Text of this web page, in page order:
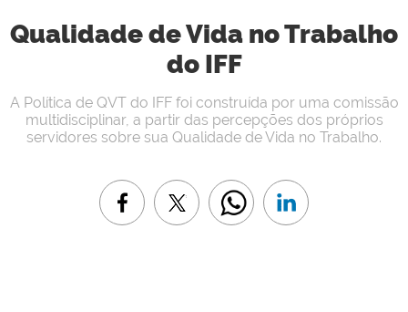
Qualidade de Vida no Trabalho
do IFF
A Política de QVT do IFF foi construída por uma comissão
multidisciplinar, a partir das percepções dos próprios
servidores sobre sua Qualidade de Vida no Trabalho.